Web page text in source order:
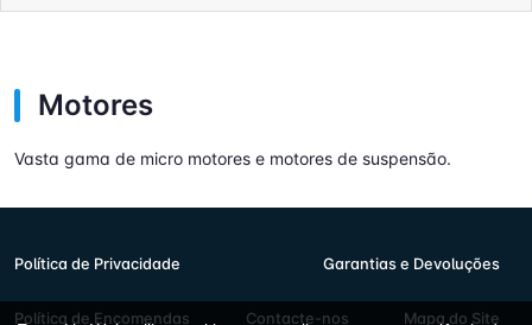
Motores
Vasta gama de micro motores e motores de suspensão.
Política de Privacidade Garantias e Devoluções
Política de Encomendas Contacte-nos Mapa do Site